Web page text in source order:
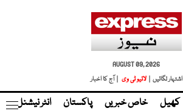
AUGUST 09, 2026
اشتہار لگائیں |
لائیو ٹی وی | آج کا اخبار
کھیل خاص خبریں پاکستان انٹر نیشنل